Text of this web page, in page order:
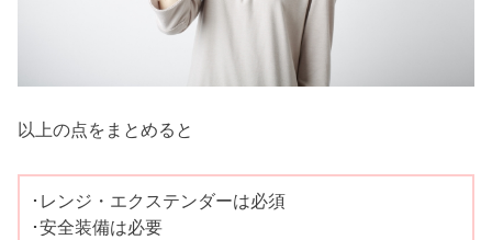
以上の点をまとめると
･レンジ・エクステンダーは必須
･安全装備は必要